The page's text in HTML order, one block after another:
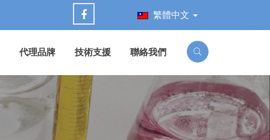
繁體中文
代理品牌 技術支援 聯絡我們